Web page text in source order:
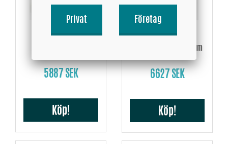
BMW M3 E90 E92
5887 SEK
Köp!
BMW M3 E90 E92
Vattenkylare Aluminium
6627 SEK
Köp!
Privat Företag